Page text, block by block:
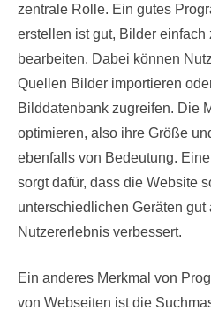
zentrale Rolle. Ein gutes
erstellen ist gut, Bilder einfach
bearbeiten. Dabei können
Quellen Bilder importieren
Bilddatenbank zugreifen. Die
optimieren, also ihre Größe
ebenfalls von Bedeutung.
sorgt dafür, dass die Website
unterschiedlichen Geräten gut
Nutzererlebnis verbessert.
Ein anderes Merkmal von
von Webseiten ist die